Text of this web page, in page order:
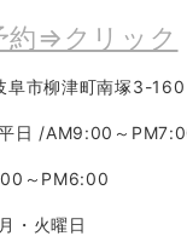
約⇒クリック
阜市柳津町南塚3-160
日 /AM9:00～
～PM6:00
・火曜日